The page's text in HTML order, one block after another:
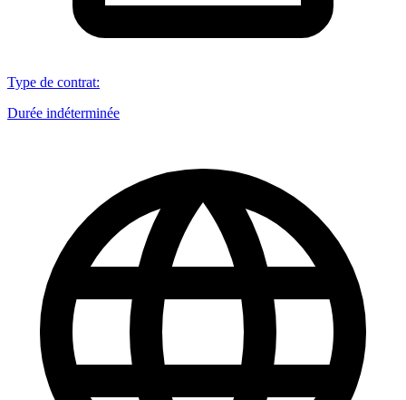
Type de contrat:
Durée indéterminée